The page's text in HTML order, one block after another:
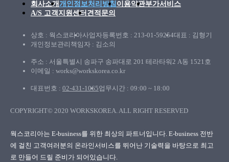
회사소개 개인정보처리방침 이용약관부가서비스
A/S 고객지원센터 견적문의
상호 : 웍스코리아사업자등록번호 : 213-01-59254대표 : 김형기
개인정보관리책임자 : 김소의
주소 : 서울특별시 송파구 송파대로 201 테라타워2 A동 1521호
이메일 : works@workskorea.co.kr
대표번호 : 02-431-1065업무시간 : 09:00 ~ 18:00
COPYRIGHT© 2020 WORKSKOREA. ALL RIGHT RESERVED
웍스코리아는 E-business를 위한 최상의 파트너입니다. E-business 전반
에 걸친 고객여러분의 온라인서비스를 뛰어난 기술력을 바탕으로 최고
로 만들어 드릴 준비가 되어있습니다.
웍스코리아